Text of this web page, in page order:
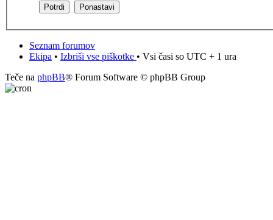
Seznam forumov
Ekipa • Izbriši vse piškotke • Vsi časi so UTC + 1 ura
Teče na phpBB® Forum Software © phpBB Group